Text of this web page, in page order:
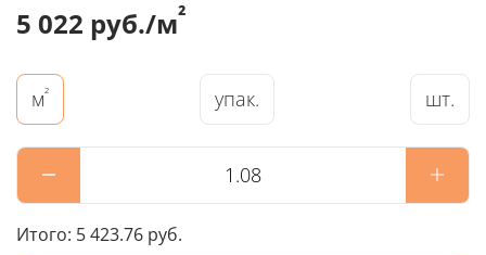
5 022 руб./м²
м² упак. шт.
Итого: 5 423.76 руб.